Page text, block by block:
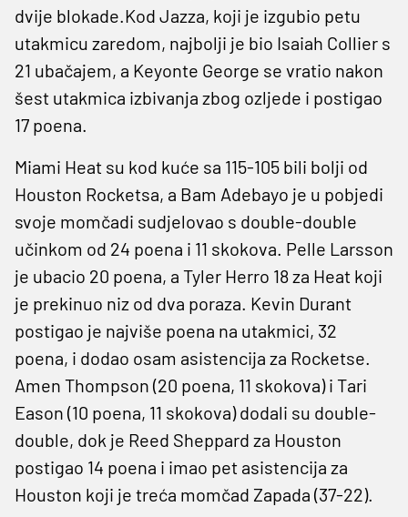
dvije blokade.Kod Jazza, koji je izgubio petu
utakmicu zaredom, najbolji je bio Isaiah Collier s
21 ubačajem, a Keyonte George se vratio nakon
šest utakmica izbivanja zbog ozljede i postigao
17 poena.
Miami Heat su kod kuće sa 115-105 bili bolji od
Houston Rocketsa, a Bam Adebayo je u pobjedi
svoje momčadi sudjelovao s double-double
učinkom od 24 poena i 11 skokova. Pelle Larsson
je ubacio 20 poena, a Tyler Herro 18 za Heat koji
je prekinuo niz od dva poraza. Kevin Durant
postigao je najviše poena na utakmici, 32
poena, i dodao osam asistencija za Rocketse.
Amen Thompson (20 poena, 11 skokova) i Tari
Eason (10 poena, 11 skokova) dodali su double-
double, dok je Reed Sheppard za Houston
postigao 14 poena i imao pet asistencija za
Houston koji je treća momčad Zapada (37-22).